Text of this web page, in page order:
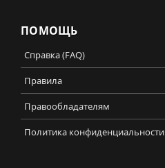
ПОМОЩЬ
Справка (FAQ)
Правила
Правообладателям
Политика конфиденциальности